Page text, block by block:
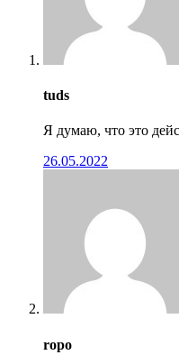
tuds
Я думаю, что это
26.05.2022
ropo